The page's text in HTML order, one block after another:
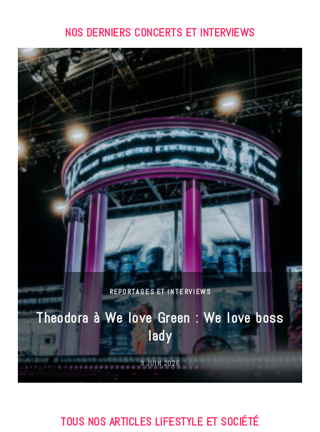
NOS DERNIERS CONCERTS ET INTERVIEWS
REPORTAGES ET INTERVIEWS
Theodora à We love Green : We love boss
lady
9 JUIN 2026
TOUS NOS ARTICLES LIFESTYLE ET SOCIÉTÉ